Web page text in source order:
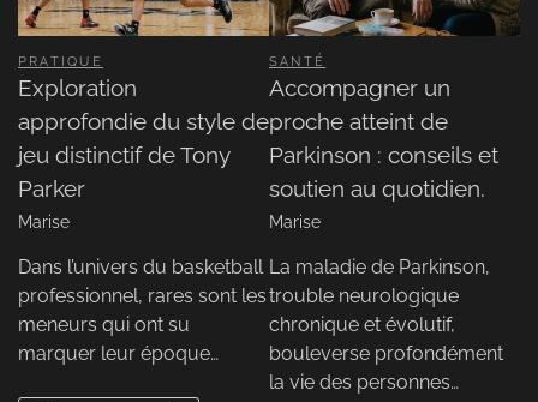
PRATIQUE
Exploration
approfondie du style de
jeu distinctif de Tony
Parker
Marise
Dans l’univers du basketball
professionnel, rares sont les
meneurs qui ont su
marquer leur époque…
SANTÉ
Accompagner un
proche atteint de
Parkinson : conseils et
soutien au quotidien.
Marise
La maladie de Parkinson,
trouble neurologique
chronique et évolutif,
bouleverse profondément
la vie des personnes…